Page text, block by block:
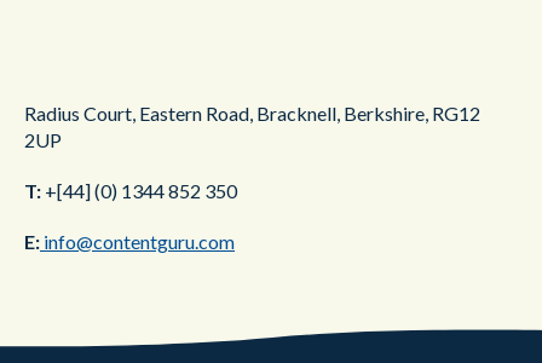
Radius Court, Eastern Road, Bracknell, Berkshire, RG12
2UP
T: +[44] (0) 1344 852 350
E: info@contentguru.com